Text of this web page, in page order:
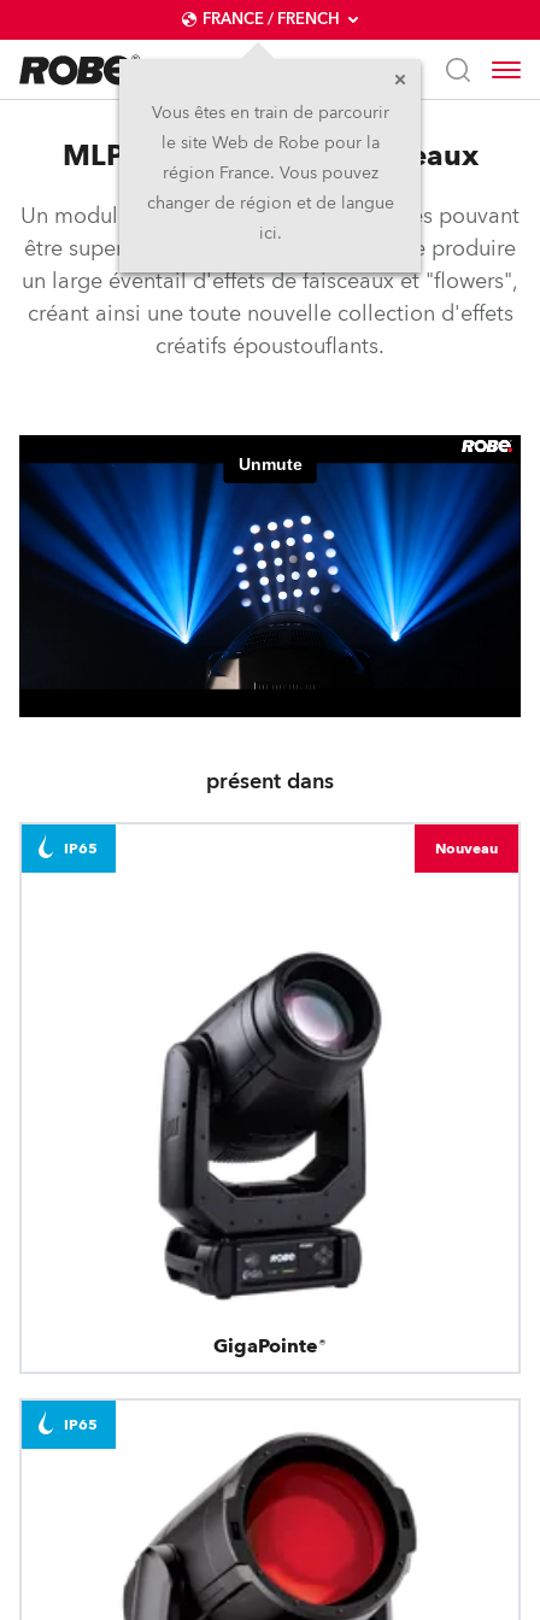
FRANCE / FRENCH
Vous êtes en train de parcourir
le site Web de Robe pour la
région France. Vous pouvez
changer de région et de langue
ici.
MLP™ – Prismes multi-niveaux
Un module comprenant plusieurs prismes pouvant
être superposés sur deux niveaux afin de produire
un large éventail d'effets de faisceaux et "flowers",
créant ainsi une toute nouvelle collection d'effets
créatifs époustouflants.
présent dans
GigaPointe®
IP65 Nouveau
IP65